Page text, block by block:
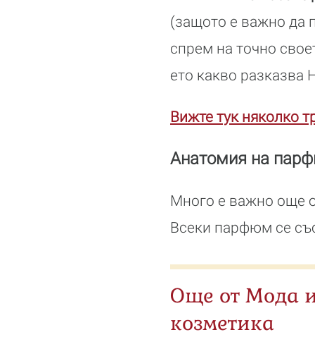
(защото е важно да
спрем на точно
ето какво разказва
Вижте тук няколко
Анатомия на
Много е важно още
Всеки парфюм се
Още от Мода
козметика